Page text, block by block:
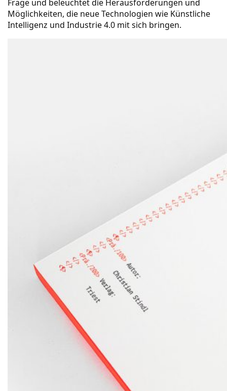
Frage und beleuchtet die Herausforderungen und
Möglichkeiten, die neue Technologien wie Künstliche
Intelligenz und Industrie 4.0 mit sich bringen.